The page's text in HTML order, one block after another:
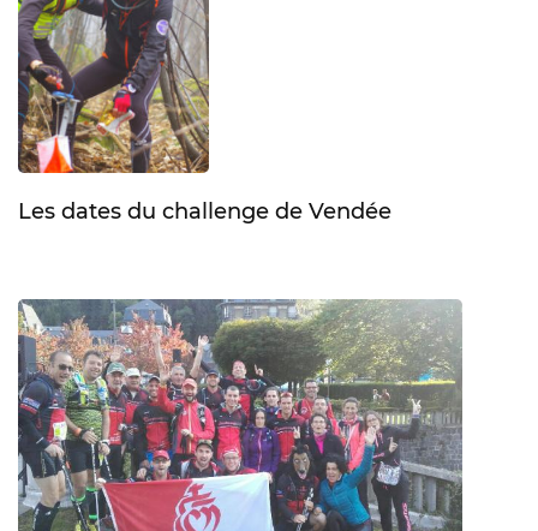
Les dates du challenge de Vendée